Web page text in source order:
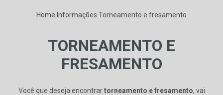
Home Informações Torneamento e fresamento
TORNEAMENTO E
FRESAMENTO
Você que deseja encontrartorneamento e fresamento, vai